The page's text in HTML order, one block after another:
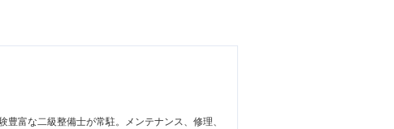
富な二級整備士が常駐。メンテナンス、修理、